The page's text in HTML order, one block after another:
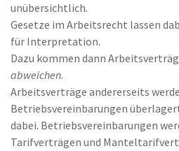
unübersichtlich.
Gesetze im Arbeitsrecht lassen
für Interpretation.
Dazu kommen dann
abweichen.
Arbeitsverträge andererseits
Betriebsvereinbarungen
dabei. Betriebsvereinbarungen
Tarifverträgen und